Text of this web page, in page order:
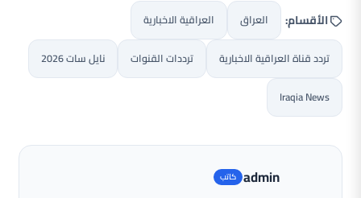
الأقسام: العراق العراقية الاخبارية
تردد قناة العراقية الاخبارية ترددات القنوات نايل سات 2026
Iraqia News
admin